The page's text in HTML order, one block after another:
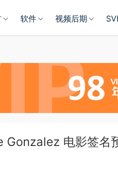
软件 视频后期
Gonzalez 电影签